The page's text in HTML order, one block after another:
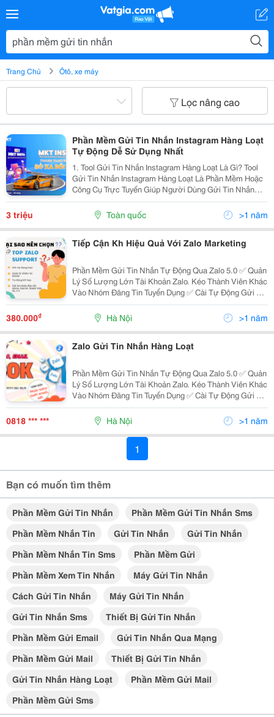
Trang Chủ Ôtô, xe máy
Lọc nâng cao
Phần Mềm Gửi Tin Nhắn Instagram Hàng Loạt
Tự Động Dễ Sử Dụng Nhất
1. Tool Gửi Tin Nhắn Instagram Hàng Loạt Là Gì? Tool
Gửi Tin Nhắn Instagram Hàng Loạt Là Phần Mềm Hoặc
Công Cụ Trực Tuyến Giúp Người Dùng Gửi Tin Nhắn
Đồng Thời Đến Nhiều Tài Khoản Instagram. Những
Công Cụ Này Thường Được Sử Dụng Trong Các
Chiến...
3 triệu Toàn quốc >1 năm
Tiếp Cận Kh Hiệu Quả Với Zalo Marketing
Phần Mềm Gửi Tin Nhắn Tự Động Qua Zalo 5.0 ✅ Quản
Lý Số Lượng Lớn Tài Khoản Zalo. Kéo Thành Viên Khác
Vào Nhóm Đăng Tin Tuyển Dụng ✅ Cài Tự Động Gửi Tin
Nhắn Tới Hàng Trăm Nhóm Cả Ngày, Gửi Tin Nhắn Tới
380.000₫ Hà Nội >1 năm
Zalo Gửi Tin Nhắn Hàng Loạt
Phần Mềm Gửi Tin Nhắn Tự Động Qua Zalo 5.0 ✅ Quản
Lý Số Lượng Lớn Tài Khoản Zalo. Kéo Thành Viên Khác
Vào Nhóm Đăng Tin Tuyển Dụng ✅ Cài Tự Động Gửi Tin
Nhắn Tới Hàng Trăm Nhóm Cả Ngày, Gửi Tin Nhắn Tới
0818 *** *** Hà Nội >1 năm
1
Bạn có muốn tìm thêm
Phần Mềm Gửi Tin Nhắn
Phần Mềm Gửi Tin Nhắn Sms
Phần Mềm Nhắn Tin
Gửi Tin Nhắn
Gửi Tin Nhắn
Phần Mềm Nhắn Tin Sms
Phần Mềm Gửi
Phần Mềm Xem Tin Nhắn
Máy Gửi Tin Nhắn
Cách Gửi Tin Nhắn
Máy Gửi Tin Nhắn
Gửi Tin Nhắn Sms
Thiết Bị Gửi Tin Nhắn
Phần Mềm Gửi Email
Gửi Tin Nhắn Qua Mạng
Phần Mềm Gửi Mail
Thiết Bị Gửi Tin Nhắn
Gửi Tin Nhắn Hàng Loạt
Phần Mềm Gửi Mail
Phần Mềm Gửi Sms